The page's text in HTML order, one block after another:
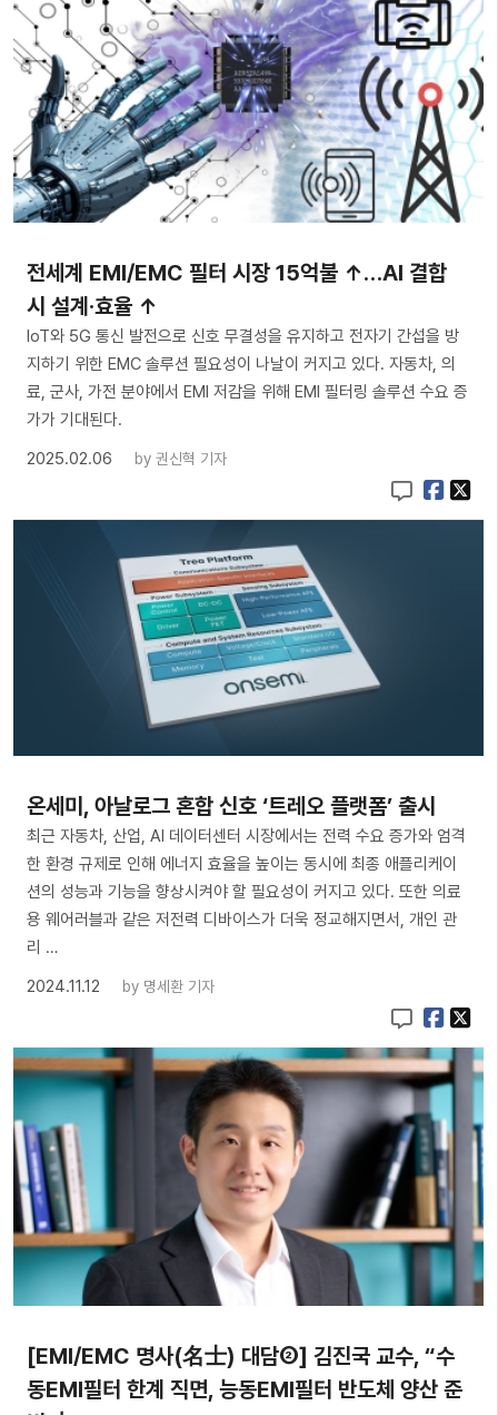
전세계 EMI/EMC 필터 시장 15억불 ↑…AI 결합
시 설계·효율 ↑
IoT와 5G 통신 발전으로 신호 무결성을 유지하고 전자기 간섭을 방
지하기 위한 EMC 솔루션 필요성이 나날이 커지고 있다. 자동차, 의
료, 군사, 가전 분야에서 EMI 저감을 위해 EMI 필터링 솔루션 수요 증
가가 기대된다.
2025.02.06
by 권신혁 기자
온세미, 아날로그 혼합 신호 ‘트레오 플랫폼’ 출시
최근 자동차, 산업, AI 데이터센터 시장에서는 전력 수요 증가와 엄격
한 환경 규제로 인해 에너지 효율을 높이는 동시에 최종 애플리케이
션의 성능과 기능을 향상시켜야 할 필요성이 커지고 있다. 또한 의료
용 웨어러블과 같은 저전력 디바이스가 더욱 정교해지면서, 개인 관
리 …
2024.11.12
by 명세환 기자
[EMI/EMC 명사(名士) 대담②] 김진국 교수, “수
동EMI필터 한계 직면, 능동EMI필터 반도체 양산 준